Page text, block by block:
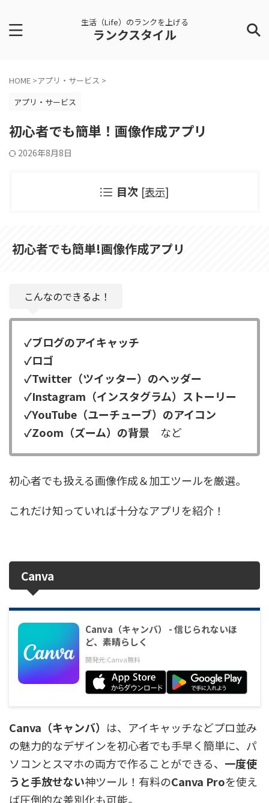
生活（Life）のランクを上げる
ランクスタイル
HOME >アプリ・サービス >
アプリ・サービス
初心者でも簡単！画像作成アプリ
2026年8月8日
目次 [表示]
初心者でも簡単!画像作成アプリ
こんなのできるよ！
✓ブログのアイキャッチ
✓ロゴ
✓Twitter（ツイッター）のヘッダー
✓Instagram（インスタグラム）ストーリー
✓YouTube（ユーチューブ）のアイコン
✓Zoom（ズーム）の背景 など
初心者でも扱える画像作成＆加工ツールを厳選。
これだけ知っていれば十分なアプリを紹介！
Canva
Canva（キャンバ） - 信じられないほ
ど、素晴らしく
開発元:Canva無料
Canva（キャンバ） は、アイキャッチなどプロ並み
の魅力的なデザインを初心者でも手早く簡単に、パ
ソコンとスマホの両方で作ることができる、 一度使
うと手放せない神ツール！有料のCanva Proを使え
ば圧倒的な差別化も可能。